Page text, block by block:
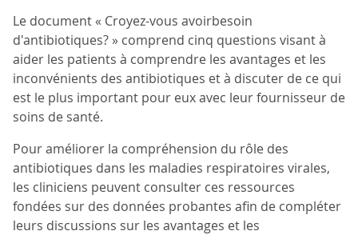
Le document « Croyez-vous avoirbesoin
d'antibiotiques? » comprend cinq questions visant à
aider les patients à comprendre les avantages et les
inconvénients des antibiotiques et à discuter de ce qui
est le plus important pour eux avec leur fournisseur de
soins de santé.
Pour améliorer la compréhension du rôle des
antibiotiques dans les maladies respiratoires virales,
les cliniciens peuvent consulter ces ressources
fondées sur des données probantes afin de compléter
leurs discussions sur les avantages et les